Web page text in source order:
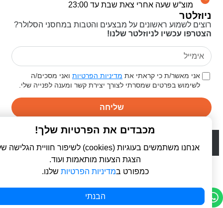
ניוזלטר
רוצים לשמוע ראשונים על מבצעים והטבות במחסני הסלולר?
הצטרפו עכשיו לניוזלטר שלנו!
אני מאשר/ת כי קראתי אתמדיניות הפרטיותואני מסכים/ה
לשימוש בפרטים שמסרתי לצורך יצירת קשר ומענה לפנייה שלי.
שליחה
מוצ“ש שעה אחרי צאת שבת עד 23:00
WebDigital | וובדיגיטל - עיצוב ובניית אתרים
מכבדים את הפרטיות שלך!
אנחנו משתמשים בעוגיות (cookies) לשיפור חוויית הגלישה שלך,
הצגת הצעות מותאמות ועוד.
כמפורט במדיניות הפרטיותשלנו.
הבנתי